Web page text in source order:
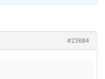
#23684